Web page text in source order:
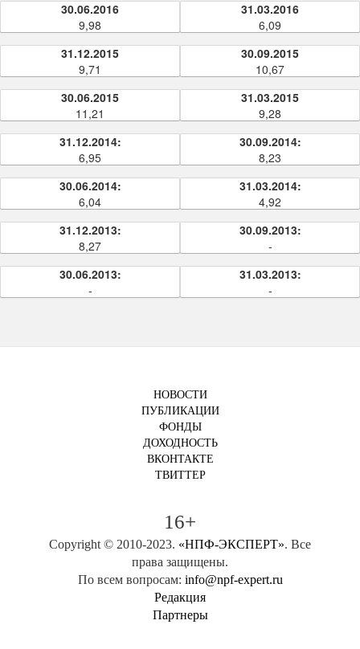
30.06.2016
9,98
31.03.2016
6,09
31.12.2015
9,71
30.09.2015
10,67
30.06.2015
11,21
31.03.2015
9,28
31.12.2014:
6,95
30.09.2014:
8,23
30.06.2014:
6,04
31.03.2014:
4,92
31.12.2013:
8,27
30.09.2013:
-
30.06.2013:
-
31.03.2013:
-
НОВОСТИ
ПУБЛИКАЦИИ
ФОНДЫ
ДОХОДНОСТЬ
ВКОНТАКТЕ
ТВИТТЕР
16+
Copyright © 2010-2023. «НПФ-ЭКСПЕРТ». Все
права защищены.
По всем вопросам: info@npf-expert.ru
Редакция
Партнеры